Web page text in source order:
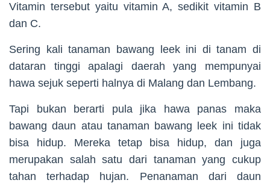
Vitamin tersebut yaitu vitamin A, sedikit vitamin B
dan C.
Sering kali tanaman bawang leek ini di tanam di
dataran tinggi apalagi daerah yang mempunyai
hawa sejuk seperti halnya di Malang dan Lembang.
Tapi bukan berarti pula jika hawa panas maka
bawang daun atau tanaman bawang leek ini tidak
bisa hidup. Mereka tetap bisa hidup, dan juga
merupakan salah satu dari tanaman yang cukup
tahan terhadap hujan. Penanaman dari daun